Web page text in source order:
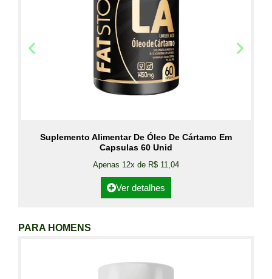
Suplemento Alimentar De Óleo De Cártamo Em
Capsulas 60 Unid
Apenas 12x de R$ 11,04
Ver detalhes
PARA HOMENS